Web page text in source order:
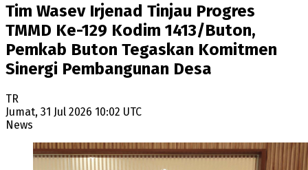
Tim Wasev Irjenad Tinjau Progres
TMMD Ke-129 Kodim 1413/Buton,
Pemkab Buton Tegaskan Komitmen
Sinergi Pembangunan Desa
TR
Jumat, 31 Jul 2026 10:02 UTC
News